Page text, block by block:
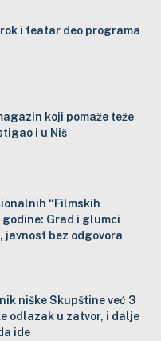
rok i teatar deo programa
koji pomaže teže
i u Niš
“Filmskih
godine: Grad i glumci
javnost bez odgovora
niške Skupštine već 3
odlazak u zatvor, i dalje
ide